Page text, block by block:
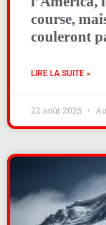
course,
couleront
LIRE LA SUITE »
22 août 2025